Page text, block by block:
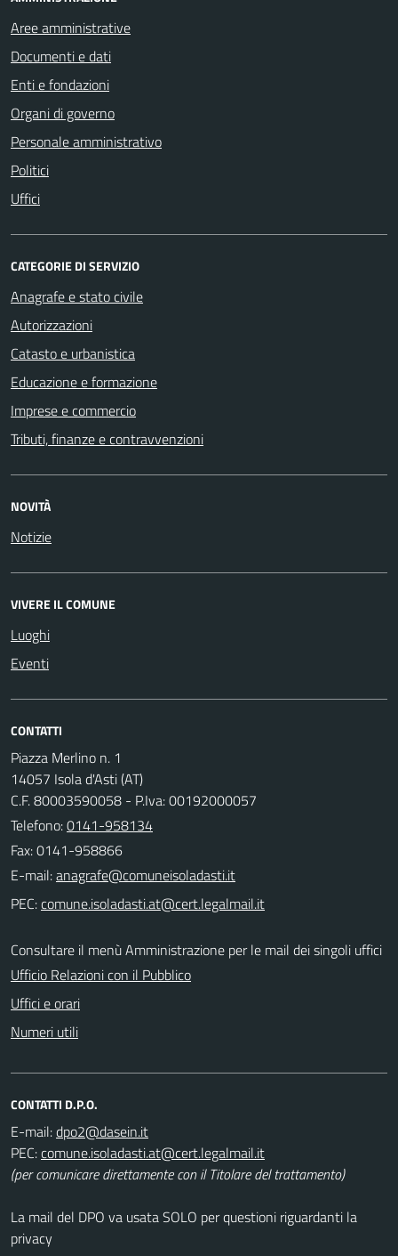
Aree amministrative
Documenti e dati
Enti e fondazioni
Organi di governo
Personale amministrativo
Politici
Uffici
CATEGORIE DI SERVIZIO
Anagrafe e stato civile
Autorizzazioni
Catasto e urbanistica
Educazione e formazione
Imprese e commercio
Tributi, finanze e contravvenzioni
NOVITÀ
Notizie
VIVERE IL COMUNE
Luoghi
Eventi
CONTATTI
Piazza Merlino n. 1
14057 Isola d'Asti (AT)
C.F. 80003590058 - P.Iva: 00192000057
Telefono:0141-958134
Fax: 0141-958866
E-mail:
PEC:
Consultare il menù Amministrazione per le mail dei singoli uffici
Ufficio Relazioni con il Pubblico
Uffici e orari
Numeri utili
CONTATTI D.P.O.
E-mail:
PEC:
(per comunicare direttamente con il Titolare del trattamento)
La mail del DPO va usata SOLO per questioni riguardanti la
privacy